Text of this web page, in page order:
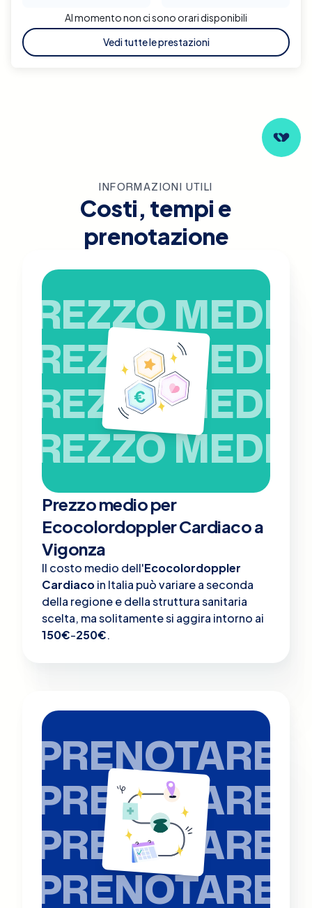
Al momento non ci sono orari disponibili
Vedi tutte le prestazioni
INFORMAZIONI UTILI
Costi, tempi e
prenotazione
PREZZO MEDIO
PREZZO MEDIO
PREZZO MEDIO
PREZZO MEDIO
Prezzo medio per
Ecocolordoppler Cardiaco a
Vigonza
Il costo medio dell'Ecocolordoppler
Cardiacoin Italia può variare a seconda
della regione e della struttura sanitaria
scelta, ma solitamente si aggira intorno ai
150€-250€.
PRENOTARE
PRENOTARE
PRENOTARE
PRENOTARE